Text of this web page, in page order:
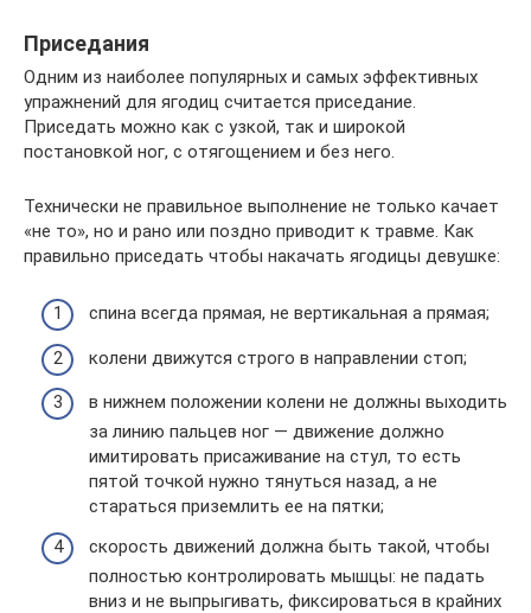
Приседания
Одним из наиболее популярных и самых эффективных
упражнений для ягодиц считается приседание.
Приседать можно как с узкой, так и широкой
постановкой ног, с отягощением и без него.
Технически не правильное выполнение не только качает
«не то», но и рано или поздно приводит к травме. Как
правильно приседать чтобы накачать ягодицы девушке:
спина всегда прямая, не вертикальная а прямая;
колени движутся строго в направлении стоп;
в нижнем положении колени не должны выходить
за линию пальцев ног — движение должно
имитировать присаживание на стул, то есть
пятой точкой нужно тянуться назад, а не
стараться приземлить ее на пятки;
скорость движений должна быть такой, чтобы
полностью контролировать мышцы: не падать
вниз и не выпрыгивать, фиксироваться в крайних